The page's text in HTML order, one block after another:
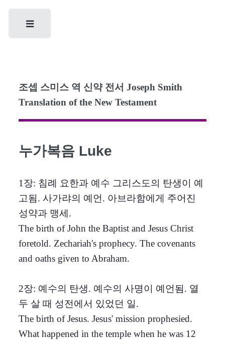
조셉 스미스 역 신약 전서 Joseph Smith
Translation of the New Testament
누가복음 Luke
1장: 침례 요한과 예수 그리스도의 탄생이 예
고됨. 사가랴의 예언. 아브라함에게 주어진
성약과 맹세.
The birth of John the Baptist and Jesus Christ
foretold. Zechariah's prophecy. The covenants
and oaths given to Abraham.
2장: 예수의 탄생. 예수의 사명이 예언됨. 열
두 살 때 성전에서 있었던 일.
The birth of Jesus. Jesus' mission prophesied.
What happened in the temple when he was 12